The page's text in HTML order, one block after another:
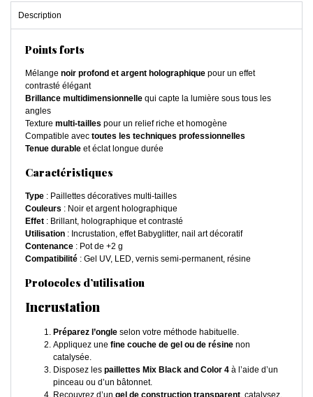
Description
Points forts
Mélange noir profond et argent holographique pour un effet
contrasté élégant
Brillance multidimensionnelle qui capte la lumière sous tous les
angles
Texture multi-tailles pour un relief riche et homogène
Compatible avec toutes les techniques professionnelles
Tenue durable et éclat longue durée
Caractéristiques
Type : Paillettes décoratives multi-tailles
Couleurs : Noir et argent holographique
Effet : Brillant, holographique et contrasté
Utilisation : Incrustation, effet Babyglitter, nail art décoratif
Contenance : Pot de +2 g
Compatibilité : Gel UV, LED, vernis semi-permanent, résine
Protocoles d’utilisation
Incrustation
Préparez l’ongle selon votre méthode habituelle.
Appliquez une fine couche de gel ou de résine non
catalysée.
Disposez les paillettes Mix Black and Color 4 à l’aide d’un
pinceau ou d’un bâtonnet.
Recouvrez d’un gel de construction transparent, catalysez,